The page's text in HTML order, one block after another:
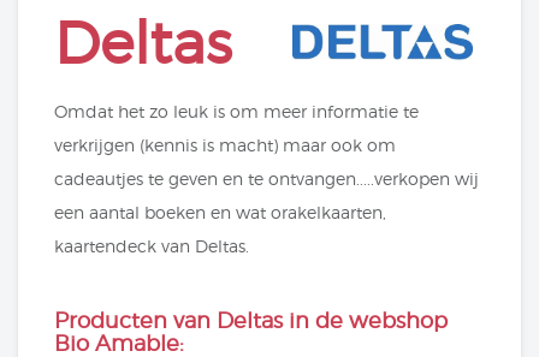
Deltas
Omdat het zo leuk is om meer informatie te
verkrijgen (kennis is macht) maar ook om
cadeautjes te geven en te ontvangen.....verkopen wij
een aantal boeken en wat orakelkaarten,
kaartendeck van Deltas.
Producten van Deltas in de webshop
Bio Amable: